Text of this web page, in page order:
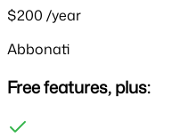
$200 /year
Abbonati
Free features, plus: